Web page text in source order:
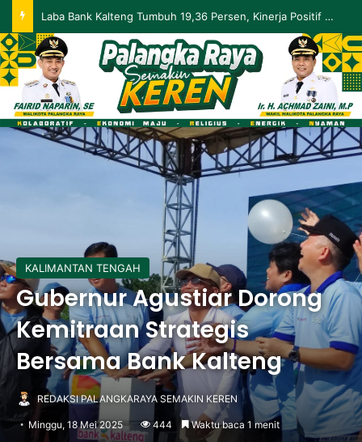
Palangka Raya Perluas Digitalisasi Perlindungan Sosial, Perkuat Akurasi Data dan Penyaluran Bansos
KALIMANTAN TENGAH
Gubernur Agustiar Dorong
Kemitraan Strategis
Bersama Bank Kalteng
REDAKSI PALANGKARAYA SEMAKIN KEREN
Minggu, 18 Mei 2025 444 Waktu baca 1 menit